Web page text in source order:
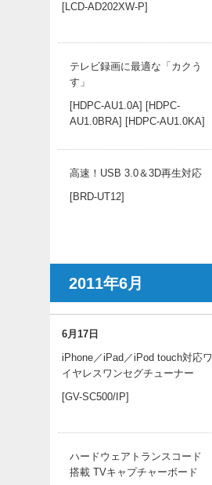
[LCD-AD202XW-P]
テレビ録画に最適な「カクう
す」
[HDPC-AU1.0A] [HDPC-
AU1.0BRA] [HDPC-AU1.0KA]
高速！USB 3.0＆3D再生対応
[BRD-UT12]
2011年6月
6月17日
iPhone／iPad／iPod touch対応ワ
イヤレスワンセグチューナー
[GV-SC500/IP]
ハードウェアトランスコード
搭載 TVキャプチャーボード